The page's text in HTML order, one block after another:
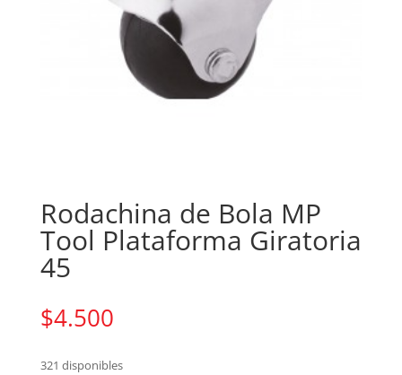
Rodachina de Bola MP
Tool Plataforma Giratoria
45
$4.500
321 disponibles